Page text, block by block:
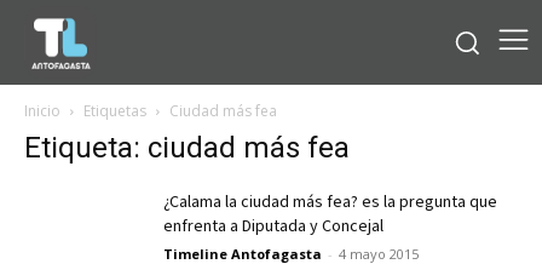
Inicio Etiquetas Ciudad más fea
Etiqueta: ciudad más fea
¿Calama la ciudad más fea? es la pregunta que
enfrenta a Diputada y Concejal
Timeline Antofagasta - 4 mayo 2015